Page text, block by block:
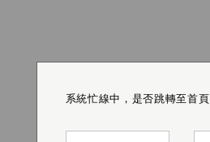
系統忙線中，是否跳轉至首頁
系統忙線中，是否跳轉至首頁
系統忙線中，是否跳轉至首頁
系統忙線中，是否跳轉至首頁
系統忙線中，是否跳轉至首頁